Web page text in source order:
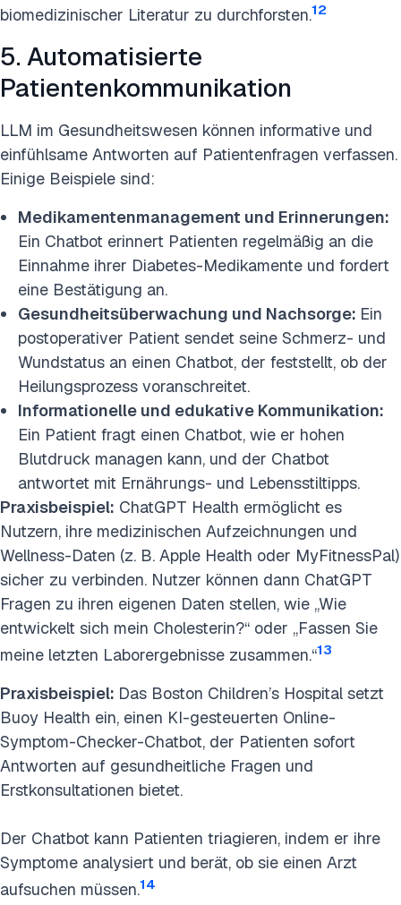
biomedizinischer Literatur zu durchforsten.12
5. Automatisierte
Patientenkommunikation
LLM im Gesundheitswesen können informative und
einfühlsame Antworten auf Patientenfragen verfassen.
Einige Beispiele sind:
Medikamentenmanagement und Erinnerungen:
Ein Chatbot erinnert Patienten regelmäßig an die
Einnahme ihrer Diabetes-Medikamente und fordert
eine Bestätigung an.
Gesundheitsüberwachung und Nachsorge: Ein
postoperativer Patient sendet seine Schmerz- und
Wundstatus an einen Chatbot, der feststellt, ob der
Heilungsprozess voranschreitet.
Informationelle und edukative Kommunikation:
Ein Patient fragt einen Chatbot, wie er hohen
Blutdruck managen kann, und der Chatbot
antwortet mit Ernährungs- und Lebensstiltipps.
Praxisbeispiel: ChatGPT Health ermöglicht es
Nutzern, ihre medizinischen Aufzeichnungen und
Wellness-Daten (z. B. Apple Health oder MyFitnessPal)
sicher zu verbinden. Nutzer können dann ChatGPT
Fragen zu ihren eigenen Daten stellen, wie „Wie
entwickelt sich mein Cholesterin?“ oder „Fassen Sie
meine letzten Laborergebnisse zusammen.“13
Praxisbeispiel: Das Boston Children’s Hospital setzt
Buoy Health ein, einen KI-gesteuerten Online-
Symptom-Checker-Chatbot, der Patienten sofort
Antworten auf gesundheitliche Fragen und
Erstkonsultationen bietet.
Der Chatbot kann Patienten triagieren, indem er ihre
Symptome analysiert und berät, ob sie einen Arzt
aufsuchen müssen.14